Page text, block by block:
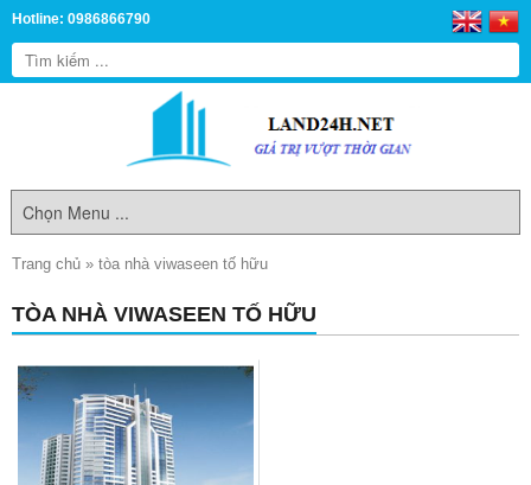
Hotline: 0986866790
Trang chủ » tòa nhà viwaseen tố hữu
TÒA NHÀ VIWASEEN TỐ HỮU